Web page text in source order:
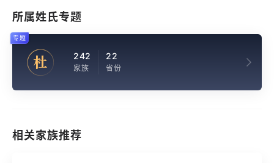
所属姓氏专题
杜 242
家族
22
省份
专题
相关家族推荐